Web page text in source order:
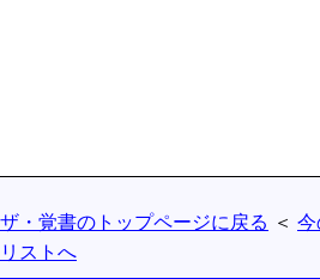
投資とか
時事ネタ
自然
ザ・覚書のトップページに戻る ＜ 今
リストへ